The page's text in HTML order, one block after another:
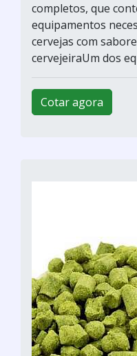
completos, que
equipamentos
cervejas com
cervejeiraUm dos
Cotar agora